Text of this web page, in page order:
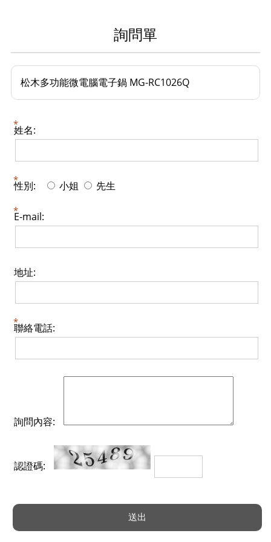
詢問單
松木多功能微電腦電子鍋 MG-RC1026Q
姓名:
性別: 小姐 先生
E-mail:
地址:
聯絡電話:
詢問內容:
認證碼: